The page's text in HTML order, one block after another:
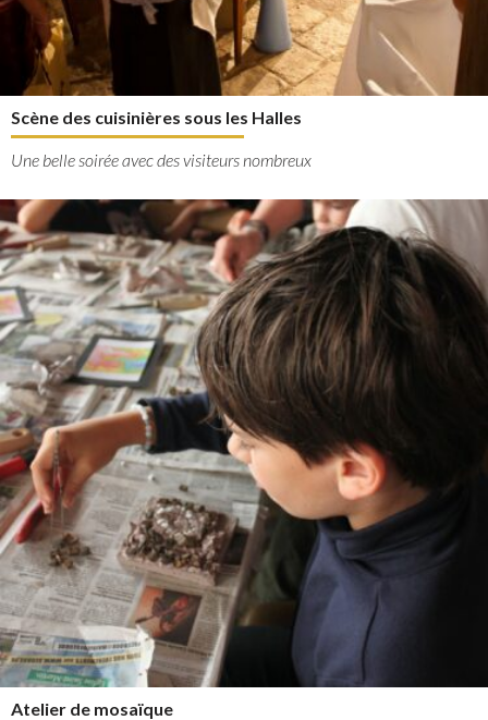
Scène des cuisinières sous les Halles
Une belle soirée avec des visiteurs nombreux
Atelier de mosaïque